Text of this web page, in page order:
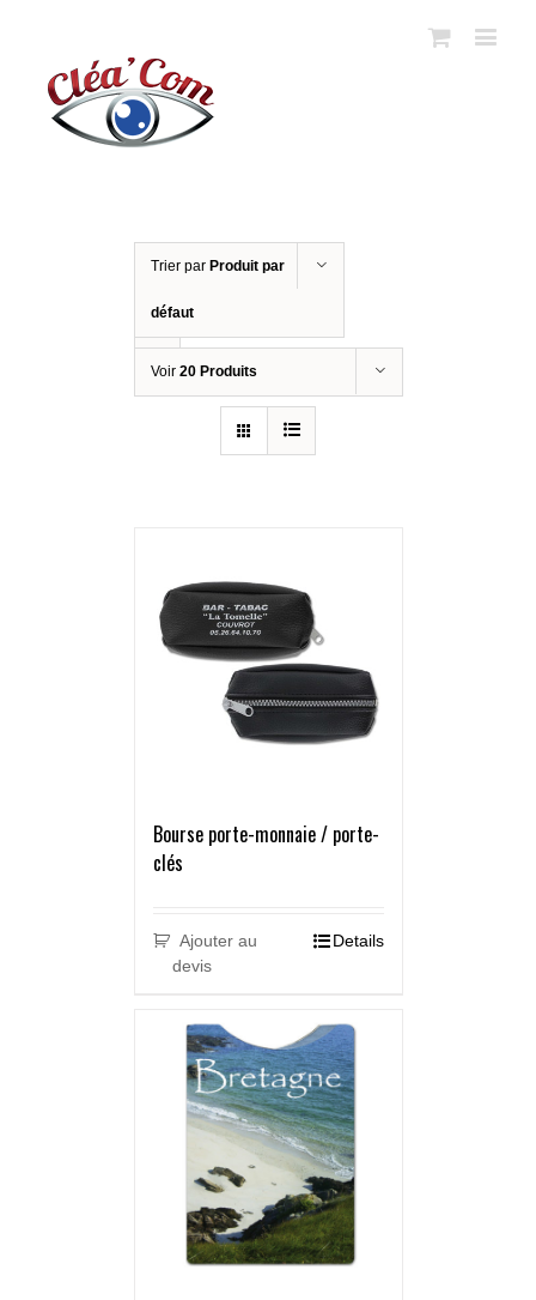
Trier par Produit par
défaut
Voir 20 Produits
Bourse porte-monnaie / porte-
clés
Ajouter au
devis
Details